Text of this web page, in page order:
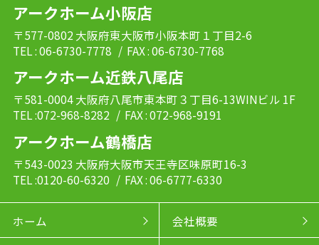
アークホーム小阪店
〒577-0802 大阪府東大阪市小阪本町１丁目2-6
TEL : 06-6730-7778 / FAX : 06-6730-7768
アークホーム近鉄八尾店
〒581-0004 大阪府八尾市東本町３丁目6-13WINビル 1F
TEL :072-968-8282 / FAX : 072-968-9191
アークホーム鶴橋店
〒543-0023 大阪府大阪市天王寺区味原町16-3
TEL :0120-60-6320 / FAX : 06-6777-6330
ホーム 会社概要